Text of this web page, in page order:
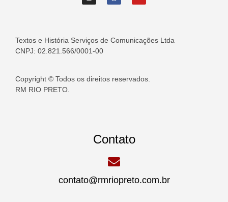
Textos e História Serviços de Comunicações Ltda
CNPJ: 02.821.566/0001-00
Copyright © Todos os direitos reservados.
RM RIO PRETO.
Contato
contato@rmriopreto.com.br